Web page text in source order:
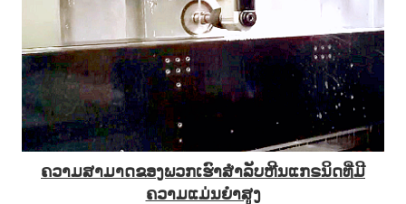
ຄວາມສາມາດຂອງພວກເຮົາສຳລັບຫີນແກຣນິດທີ່ມີ
ຄວາມແມ່ນຍໍາສູງ